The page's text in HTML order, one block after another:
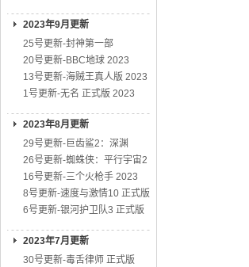
2023年9月更新
25号更新-封神第一部
20号更新-BBC地球 2023
13号更新-海贼王真人版 2023
1号更新-无名 正式版 2023
2023年8月更新
29号更新-巨齿鲨2：深渊
26号更新-蜘蛛侠：平行宇宙2
16号更新-三个火枪手 2023
8号更新-速度与激情10 正式版
6号更新-银河护卫队3 正式版
2023年7月更新
30号更新-毒舌律师 正式版